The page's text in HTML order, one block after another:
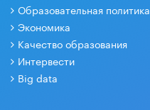
Образовательная политика
Экономика
Качество образования
Интервести
Big data